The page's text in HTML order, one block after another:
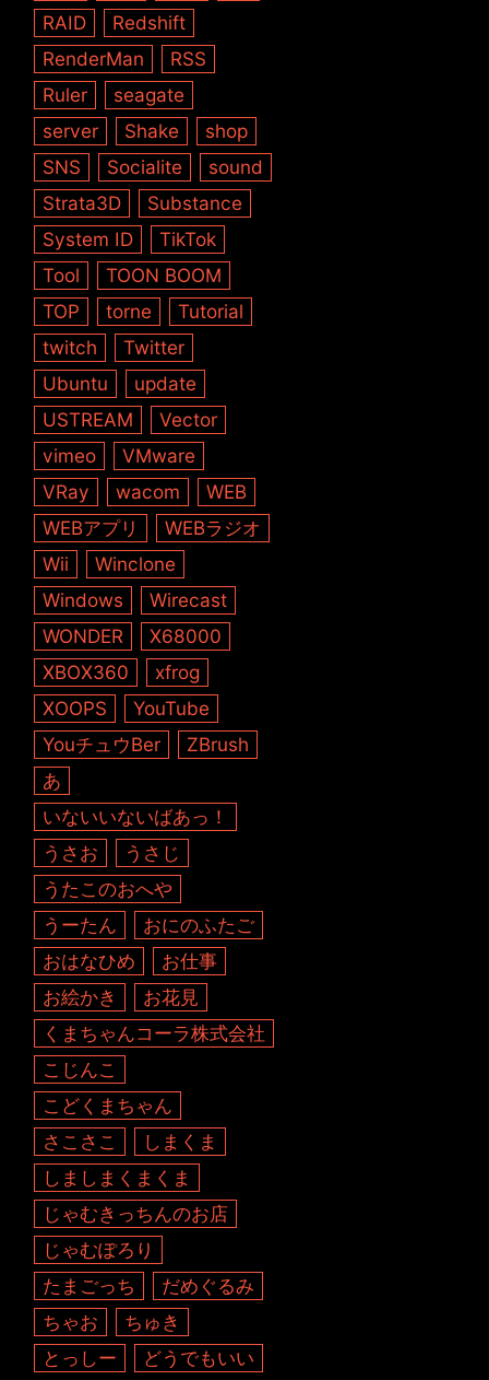
RAID
Redshift
RenderMan
RSS
Ruler
seagate
server
Shake
shop
SNS
Socialite
sound
Strata3D
Substance
System ID
TikTok
Tool
TOON BOOM
TOP
torne
Tutorial
twitch
Twitter
Ubuntu
update
USTREAM
Vector
vimeo
VMware
VRay
wacom
WEB
WEBアプリ
WEBラジオ
Wii
Winclone
Windows
Wirecast
WONDER
X68000
XBOX360
xfrog
XOOPS
YouTube
YouチュウBer
ZBrush
あ
いないいないばあっ！
うさお
うさじ
うたこのおへや
うーたん
おにのふたご
おはなひめ
お仕事
お絵かき
お花見
くまちゃんコーラ株式会社
こじんこ
こどくまちゃん
さこさこ
しまくま
しましまくまくま
じゃむきっちんのお店
じゃむぽろり
たまごっち
だめぐるみ
ちゃお
ちゅき
とっしー
どうでもいい